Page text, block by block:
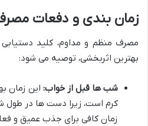
زمان بندی و دفعات
مصرف منظم و مداوم، کلید
بهترین اثربخشی، توصیه می شود:
شب ها قبل از خواب: این زمان
کرم است، زیرا دست ها در طول
زمان کافی برای جذب عمیق و